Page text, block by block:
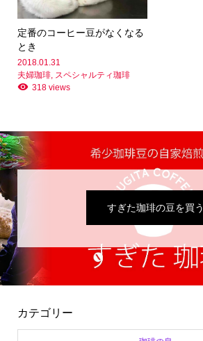
定番のコーヒー豆がなくなる
とき
2018.01.31
夫婦珈琲, スペシャルティ珈琲
318 views
すぎた珈琲の豆を買う
カテゴリー